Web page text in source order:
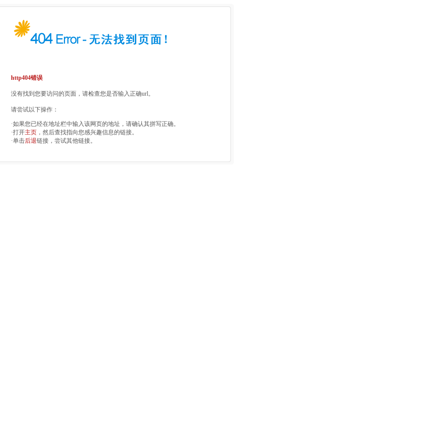
http404错误
没有找到您要访问的页面，请检查您是否输入正确url。
请尝试以下操作：
·如果您已经在地址栏中输入该网页的地址，请确认其拼写正确。
·打开主页 ，然后查找指向您感兴趣信息的链接。
·单击后退链接，尝试其他链接。